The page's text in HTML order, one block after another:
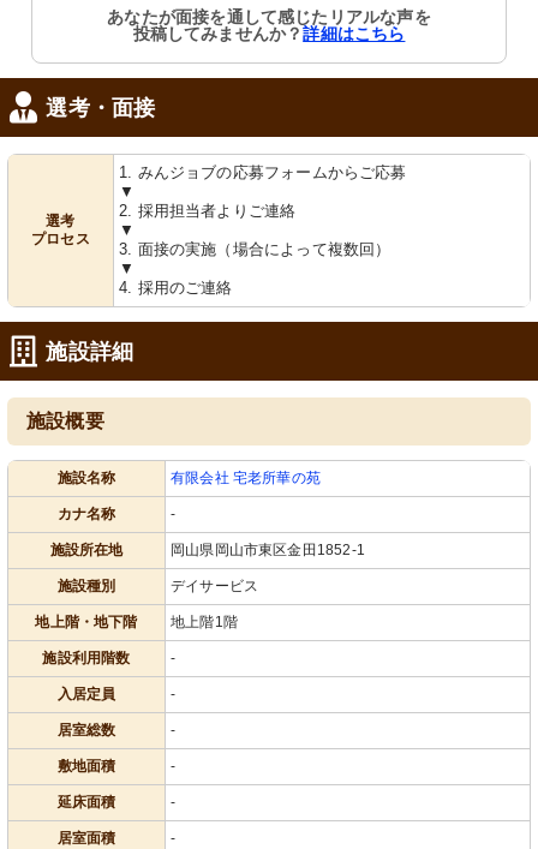
あなたが面接を通して感じたリアルな声を
投稿してみませんか？詳細はこちら
選考・面接
選考
プロセス
1. みんジョブの応募フォームからご応募
▼
2. 採用担当者よりご連絡
▼
3. 面接の実施（場合によって複数回）
▼
4. 採用のご連絡
施設詳細
施設概要
施設名称 有限会社 宅老所華の苑
カナ名称 -
施設所在地 岡山県岡山市東区金田1852-1
施設種別 デイサービス
地上階・地下階 地上階1階
施設利用階数 -
入居定員 -
居室総数 -
敷地面積 -
延床面積 -
居室面積 -